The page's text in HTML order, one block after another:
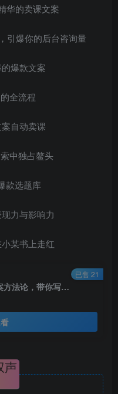
华的卖课文案
引爆你的后台咨询量
爆款文案
全流程
自动卖课
中独占鳌头
款选题库
力与影响力
某书上走红
卖课老师爆款文案课，AI+卖课文案方法论，带你写出爆款文案
已售 21
声